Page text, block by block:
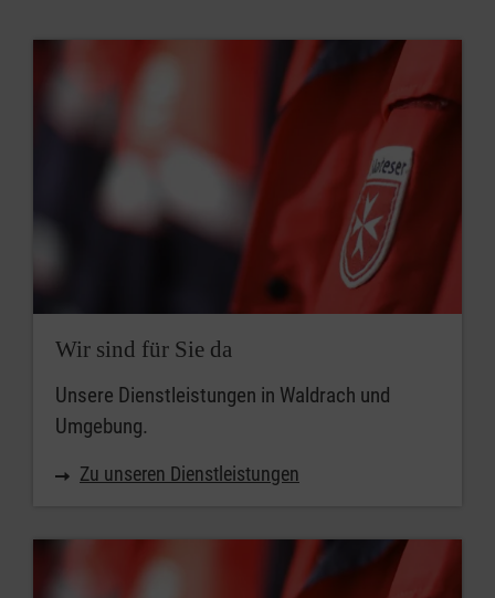
Wir sind für Sie da
Unsere Dienstleistungen in Waldrach und
Umgebung.
Zu unseren Dienstleistungen